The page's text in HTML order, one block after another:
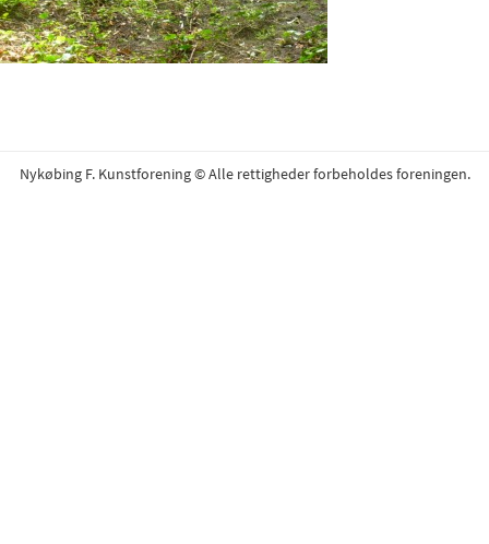
Nykøbing F. Kunstforening © Alle rettigheder forbeholdes foreningen.